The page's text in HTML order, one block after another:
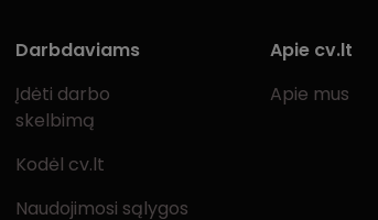
Darbdaviams
Įdėti darbo
skelbimą
Kodėl cv.lt
Naudojimosi sąlygos
Apie cv.lt
Apie mus